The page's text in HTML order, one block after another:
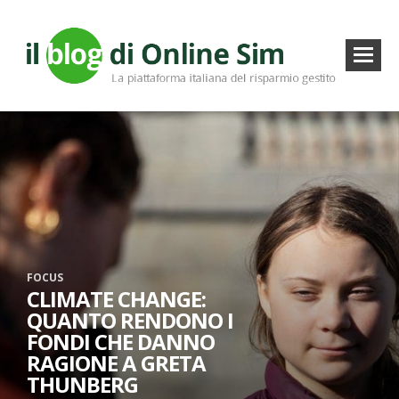
FOCUS
CLIMATE CHANGE:
QUANTO RENDONO I
FONDI CHE DANNO
RAGIONE A GRETA
THUNBERG